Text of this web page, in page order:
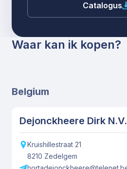
Catalogus
Waar kan ik kopen?
Belgium
Dejonckheere Dirk N.V.
Kruishillestraat 21
8210 Zedelgem